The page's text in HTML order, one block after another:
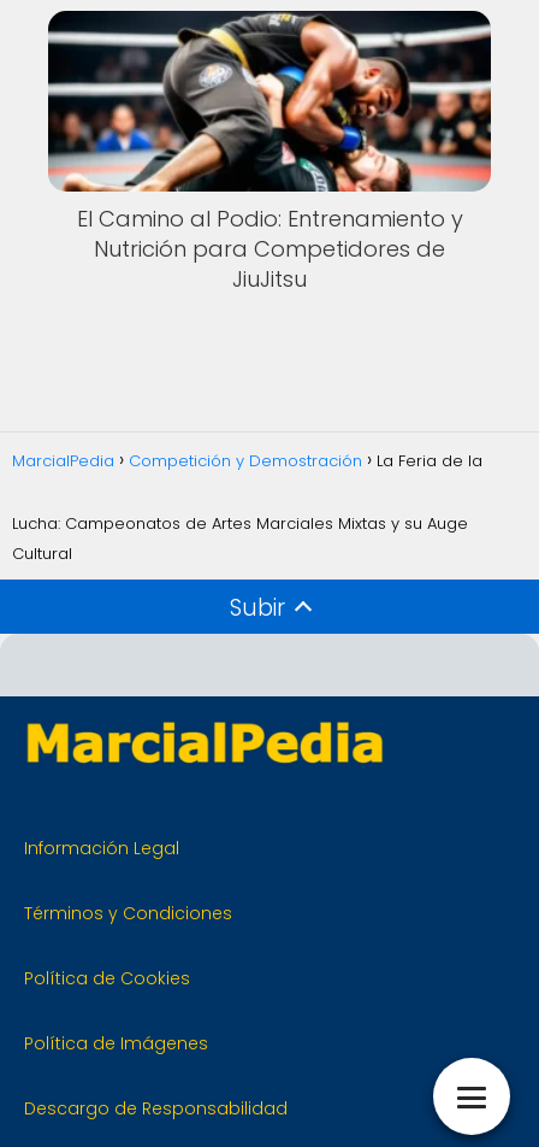
El Camino al Podio: Entrenamiento y
Nutrición para Competidores de
JiuJitsu
MarcialPedia Competición y Demostración La Feria de la
Lucha: Campeonatos de Artes Marciales Mixtas y su Auge
Cultural
Subir
Información Legal
Términos y Condiciones
Política de Cookies
Política de Imágenes
Descargo de Responsabilidad